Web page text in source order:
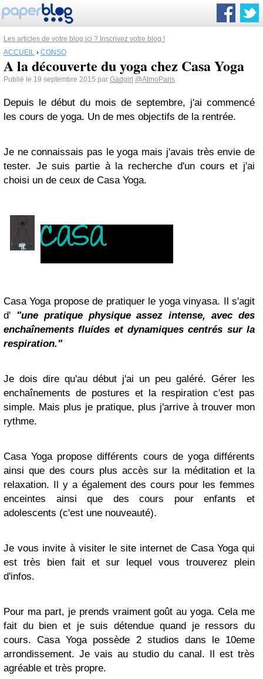
Les articles de votre blog ici ? Inscrivez votre blog !
ACCUEIL › CONSO
A la découverte du yoga chez Casa Yoga
Publié le 19 septembre 2015 par Gadgirl @AtmoParis
Depuis le début du mois de septembre, j'ai commencé
les cours de yoga. Un de mes objectifs de la rentrée.
Je ne connaissais pas le yoga mais j'avais très envie de
tester. Je suis partie à la recherche d'un cours et j'ai
choisi un de ceux de Casa Yoga.
Casa Yoga propose de pratiquer le yoga vinyasa. Il s'agit
d' "une pratique physique assez intense, avec des
enchaînements fluides et dynamiques centrés sur la
respiration."
Je dois dire qu'au début j'ai un peu galéré. Gérer les
enchaînements de postures et la respiration c'est pas
simple. Mais plus je pratique, plus j'arrive à trouver mon
rythme.
Casa Yoga propose différents cours de yoga différents
ainsi que des cours plus accès sur la méditation et la
relaxation. Il y a également des cours pour les femmes
enceintes ainsi que des cours pour enfants et
adolescents (c'est une nouveauté).
Je vous invite à visiter le site internet de Casa Yoga qui
est très bien fait et sur lequel vous trouverez plein
d'infos.
Pour ma part, je prends vraiment goût au yoga. Cela me
fait du bien et je suis détendue quand je ressors du
cours. Casa Yoga possède 2 studios dans le 10eme
arrondissement. Je vais au studio du canal. Il est très
agréable et très propre.